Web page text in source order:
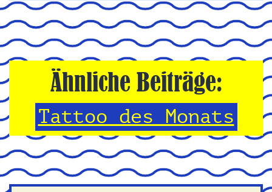
Ähnliche Beiträge:
Tattoo des Monats